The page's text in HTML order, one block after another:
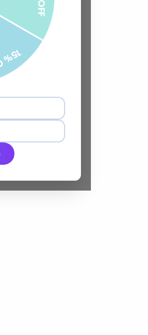
OFF